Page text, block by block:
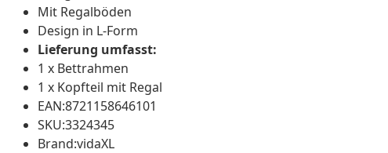
Mit Regalböden
Design in L-Form
Lieferung umfasst:
1 x Bettrahmen
1 x Kopfteil mit Regal
EAN:8721158646101
SKU:3324345
Brand:vidaXL